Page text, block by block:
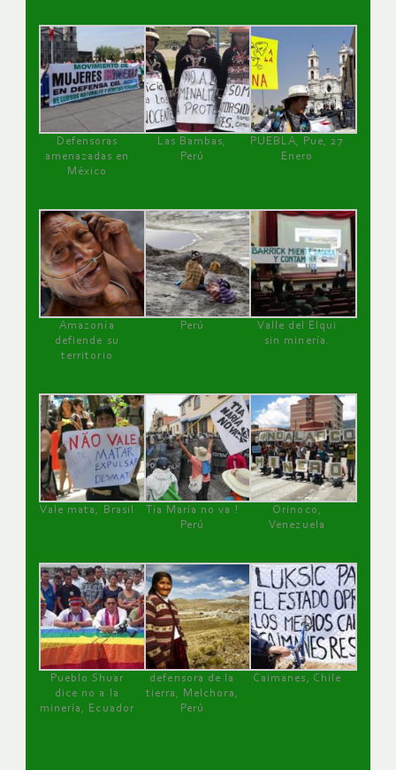
Defensoras
amenazadas en
México
Las Bambas,
Perú
PUEBLA, Pue, 27
Enero
Amazonía
defiende su
territorio
Perú
Valle del Elqui
sin minería.
Vale mata, Brasil
Tía María no va !
Perú
Orinoco,
Venezuela
Pueblo Shuar
dice no a la
minería, Ecuador
defensora de la
tierra, Melchora,
Perú
Caimanes, Chile